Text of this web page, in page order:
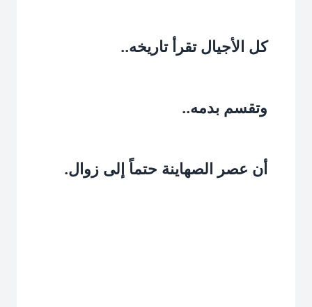
كل الأجيال تقرأ تاريخه..‏
وتقسم بدمه..‏
أن عصر الصهاينة حتماً إلى زوال.